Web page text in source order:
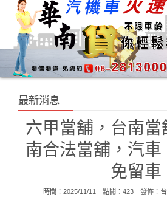
最新消息
六甲當舖，台南當
南合法當舖，汽車
免留車
時間：2025/11/11 點閱：423 發佈：